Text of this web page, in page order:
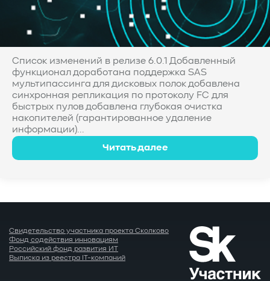
Список изменений в релизе 6.0.1 Добавленный
функционал доработана поддержка SAS
мультипассинга для дисковых полок добавлена
синхронная репликация по протоколу FC для
быстрых пулов добавлена глубокая очистка
накопителей (гарантированное удаление
информации)...
Читать далее
Свидетельство участника проекта Сколково
Фонд содействия инновациям
Российский фонд развития ИТ
Выписка из реестра IT-компаний